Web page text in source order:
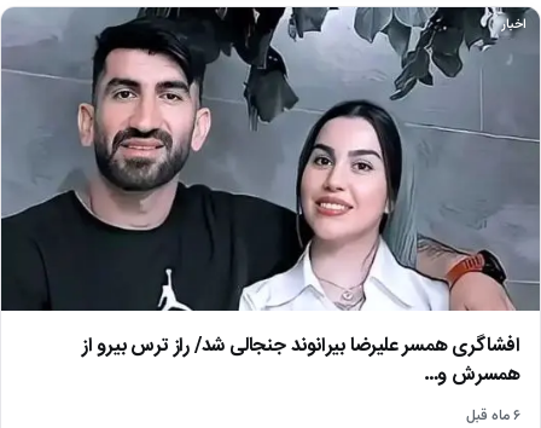
اخبار
افشاگری همسر علیرضا بیرانوند جنجالی شد/ راز ترس بیرو از
همسرش و…
۶ ماه قبل